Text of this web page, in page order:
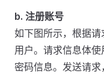
b. 注册账号
如下图所示，根据
用户。请求信息体
密码信息。发送请